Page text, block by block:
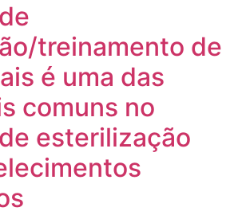
treinamento de
é uma das
comuns no
esterilização